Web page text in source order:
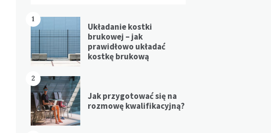
1
Układanie kostki
brukowej – jak
prawidłowo układać
kostkę brukową
2
Jak przygotować się na
rozmowę kwalifikacyjną?